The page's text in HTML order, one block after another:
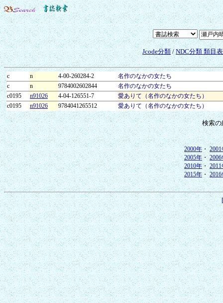
Jcode分類/NDC分類 類目
c n 4-00-260284-2
名作のなかの女たち
c
n 9784002602844
名作のなかの女たち
c0195
n91026 4-04-126551-7
愛ありて（名作のなかの女たち）
c0195
n91026 9784041265512 愛ありて（名作のなかの女たち）
検索
2000年・2001
2005年・2006
2010年・2011
2015年・2016